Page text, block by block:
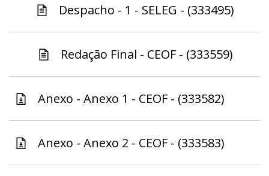
Despacho - 1 - SELEG - (333495)
Redação Final - CEOF - (333559)
Anexo - Anexo 1 - CEOF - (333582)
Anexo - Anexo 2 - CEOF - (333583)